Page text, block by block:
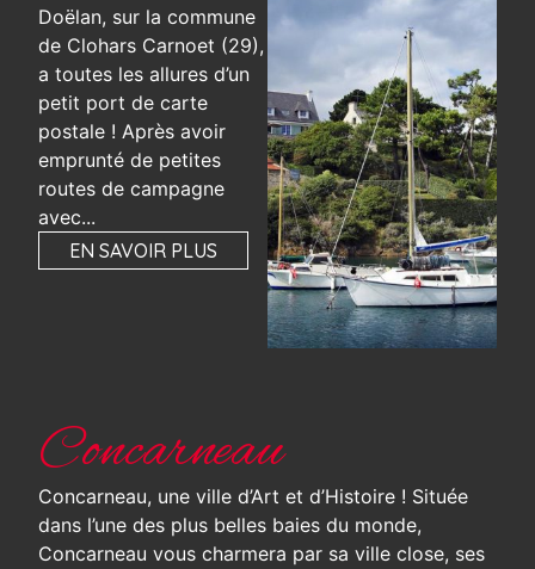
Doëlan, sur la commune
de Clohars Carnoet (29),
a toutes les allures d’un
petit port de carte
postale ! Après avoir
emprunté de petites
routes de campagne
avec...
EN SAVOIR PLUS
Concarneau
Concarneau, une ville d’Art et d’Histoire ! Située
dans l’une des plus belles baies du monde,
Concarneau vous charmera par sa ville close, ses